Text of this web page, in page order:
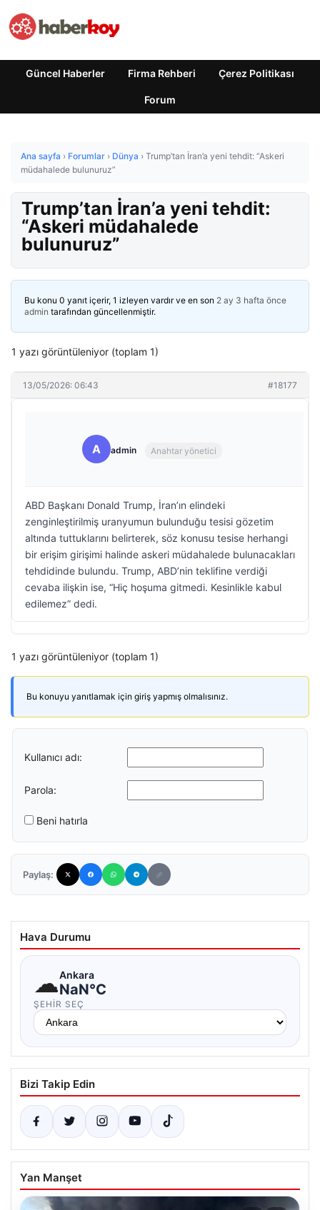
Güncel Haberler Firma Rehberi Çerez Politikası
Forum
Ana sayfa › Forumlar › Dünya › Trump’tan İran’a yeni tehdit: “Askeri
müdahalede bulunuruz”
Trump’tan İran’a yeni tehdit:
“Askeri müdahalede
bulunuruz”
Bu konu 0 yanıt içerir, 1 izleyen vardır ve en son 2 ay 3 hafta önce
admin tarafından güncellenmiştir.
1 yazı görüntüleniyor (toplam 1)
13/05/2026: 06:43 #18177
A admin Anahtar yönetici
ABD Başkanı Donald Trump, İran’ın elindeki
zenginleştirilmiş uranyumun bulunduğu tesisi gözetim
altında tuttuklarını belirterek, söz konusu tesise herhangi
bir erişim girişimi halinde askeri müdahalede bulunacakları
tehdidinde bulundu. Trump, ABD’nin teklifine verdiği
cevaba ilişkin ise, “Hiç hoşuma gitmedi. Kesinlikle kabul
edilemez” dedi.
1 yazı görüntüleniyor (toplam 1)
Bu konuyu yanıtlamak için giriş yapmış olmalısınız.
Kullanıcı adı:
Parola:
Beni hatırla
Paylaş:
Hava Durumu
☁Ankara
NaN°C
ŞEHIR SEÇ
Bizi Takip Edin
Yan Manşet